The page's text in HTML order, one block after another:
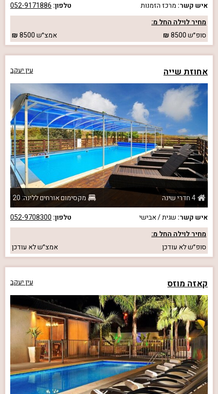
איש קשר: מרכז הזמנות טלפון: 052-9171886
מחיר לוילה החל מ:
סופ״ש8500 אמצ״ש8500
אחוזת שייה עין יעקב
4 חדרי שינה
מקסימום אורחים ללינה: 20
איש קשר: שגית / אבישי טלפון: 052-9708300
מחיר לוילה החל מ:
סופ״שלא עודכן אמצ״שלא עודכן
קאזה מוזס עין יעקב